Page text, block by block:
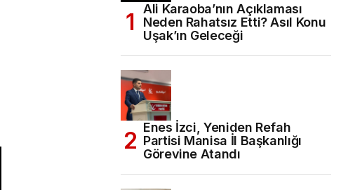
Ali Karaoba’nın Açıklaması
Neden Rahatsız Etti? Asıl Konu
Uşak’ın Geleceği
Enes İzci, Yeniden Refah
Partisi Manisa İl Başkanlığı
Görevine Atandı